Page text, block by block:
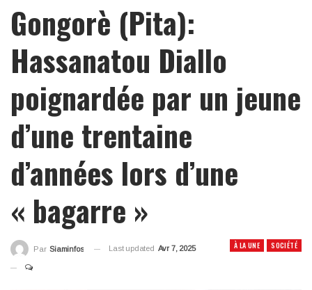
Gongorè (Pita):
Hassanatou Diallo
poignardée par un jeune
d’une trentaine
d’années lors d’une
« bagarre »
À LA UNE SOCIÉTÉ
Par Siaminfos Last updated Avr 7, 2025